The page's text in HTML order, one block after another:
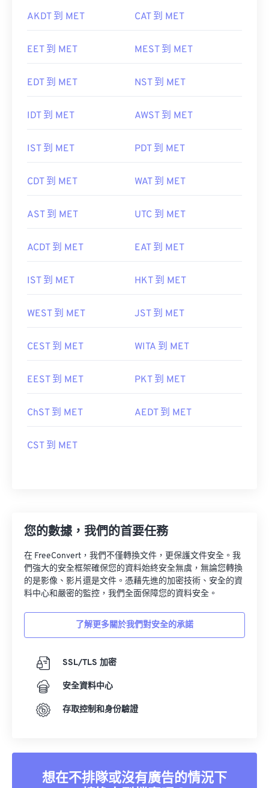
AKDT 到 MET CAT 到 MET
EET 到 MET MEST 到 MET
EDT 到 MET NST 到 MET
IDT 到 MET AWST 到 MET
IST 到 MET PDT 到 MET
CDT 到 MET WAT 到 MET
AST 到 MET UTC 到 MET
ACDT 到 MET EAT 到 MET
IST 到 MET HKT 到 MET
WEST 到 MET JST 到 MET
CEST 到 MET WITA 到 MET
EEST 到 MET PKT 到 MET
ChST 到 MET AEDT 到 MET
CST 到 MET
您的數據，我們的首要任務
在 FreeConvert，我們不僅轉換文件，更保護文件安全。我
們強大的安全框架確保您的資料始終安全無虞，無論您轉換
的是影像、影片還是文件。憑藉先進的加密技術、安全的資
料中心和嚴密的監控，我們全面保障您的資料安全。
了解更多關於我們對安全的承諾
SSL/TLS 加密
安全資料中心
存取控制和身份驗證
想在不排隊或沒有廣告的情況下